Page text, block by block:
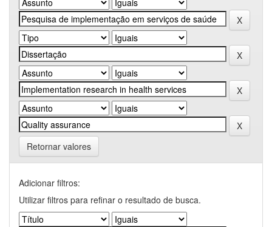
Retornar valores
Adicionar filtros:
Utilizar filtros para refinar o resultado de busca.